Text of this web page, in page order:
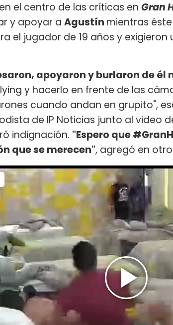
el centro de las críticas en Gran
y apoyar a Agustín mientras
el jugador de 19 años y
apoyaron y burlaron de
y hacerlo en frente de las
cuando andan en grupito",
de IP Noticias junto al video
indignación. "Espero que
que se merecen", agregó en